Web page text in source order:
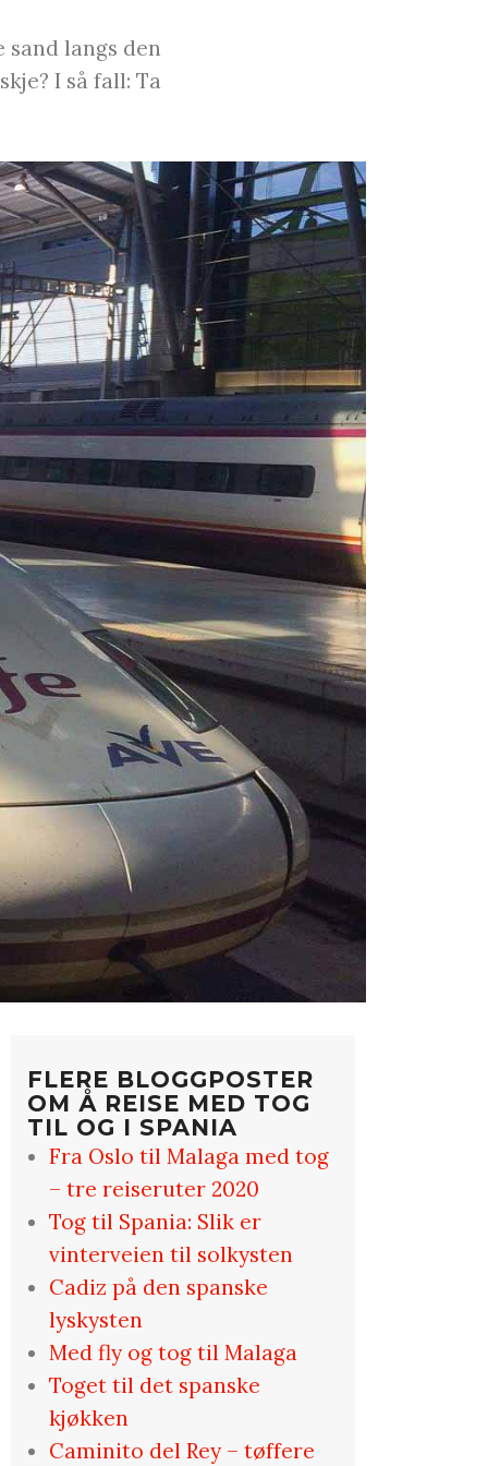
langs den
I så fall: Ta
FLERE BLOGGPOSTER
OM Å REISE MED TOG
TIL OG I SPANIA
Fra Oslo til Malaga med tog
– tre reiseruter 2020
Tog til Spania: Slik er
vinterveien til solkysten
Cadiz på den spanske
lyskysten
Med fly og tog til Malaga
Toget til det spanske
kjøkken
Caminito del Rey – tøffere